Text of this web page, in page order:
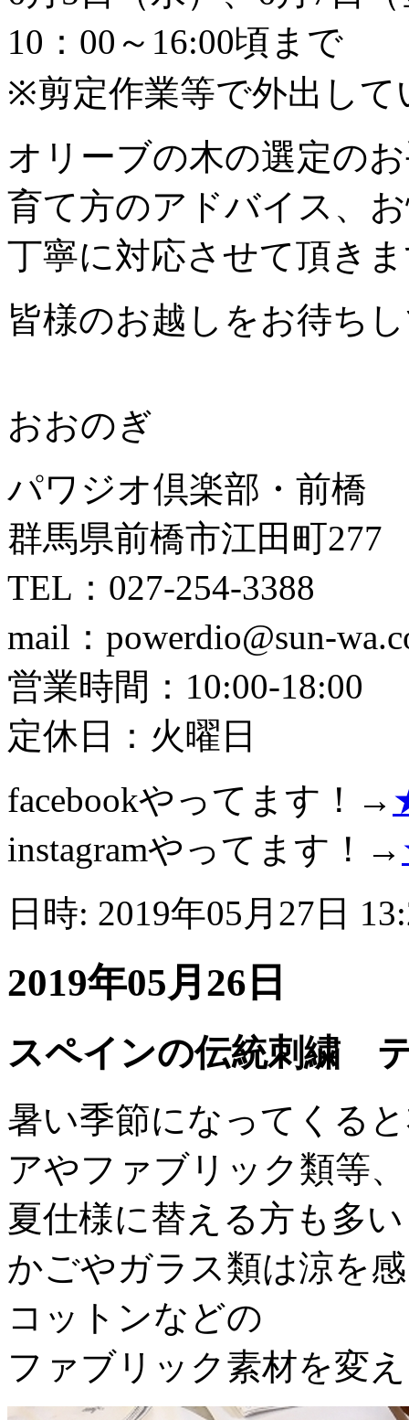
10：00～16:00頃まで
※剪定作業等で外出し
オリーブの木の選定の
育て方のアドバイス、
丁寧に対応させて頂き
皆様のお越しをお待ち
おおのぎ
パワジオ倶楽部・前橋
群馬県前橋市江田町277
TEL：027-254-3388
mail：powerdio@sun-
営業時間：10:00-18:00
定休日：火曜日
facebookやってます！→
instagramやってます！→
日時: 2019年05月27日
2019年05月26日
スペインの伝統刺繍
暑い季節になってくる
アやファブリック類等、
夏仕様に替える方も多
かごやガラス類は涼を
コットンなどの
ファブリック素材を変